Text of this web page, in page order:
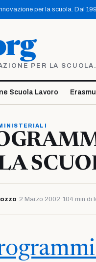
per la scuola. Dal
PER LA
Scuola Lavoro
· 2 Marzo 2002 ·104 min di